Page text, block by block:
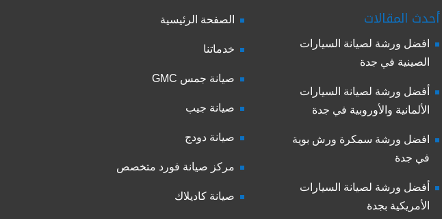
أحدث المقالات
افضل ورشة لصيانة السيارات
الصينية في جدة
أفضل ورشة لصيانة السيارات
الألمانية والأوروبية في جدة
افضل ورشة سمكرة ورش بوية
في جدة
أفضل ورشة لصيانة السيارات
الأمريكية بجدة
الصفحة الرئيسية
خدماتنا
صيانة جمس GMC
صيانة جيب
صيانة دودج
مركز صيانة فورد متخصص
صيانة كاديلاك